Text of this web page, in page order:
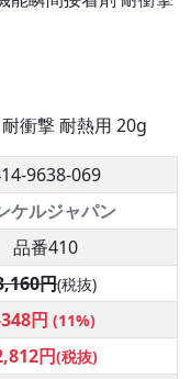
衝撃 耐熱用 20g
9638-069
ケルジャパン
品番410
円(税抜)
円 (11%)
円(税抜)